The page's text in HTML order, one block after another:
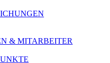
& MITARBEITER